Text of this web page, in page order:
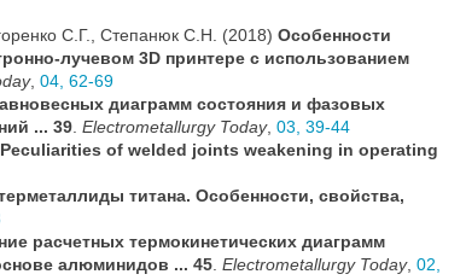
С.Г., Степанюк С.Н. (2018) Особенности
лучевом 3D принтере с использованием
, 04, 62-69
диаграмм состояния и фазовых
... 39 Electrometallurgy Today, 03, 39-44
Peculiarities of welded joints weakening in operating
титана. Особенности, свойства,
расчетных термокинетических диаграмм
алюминидов ... 45 Electrometallurgy Today, 02,